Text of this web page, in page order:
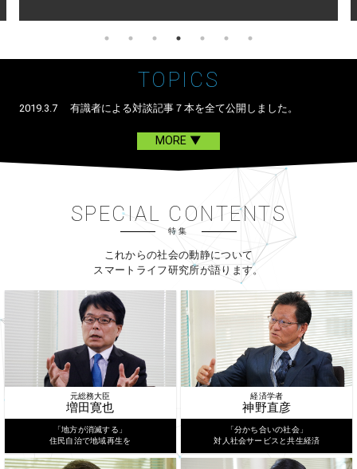
TOPICS
2019.3.7 有識者による対談記事７本を全て公開しました。
SPECIAL CONTENTS
特集
これからの社会の動静について
スマートライフ研究所が語ります。
元総務大臣
増田寛也
「地方が消滅する」
住民自治で地域再生を
経済学者
神野直彦
「分かち合いの社会」
対人社会サービスと共生経済